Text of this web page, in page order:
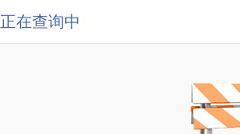
正在查询中